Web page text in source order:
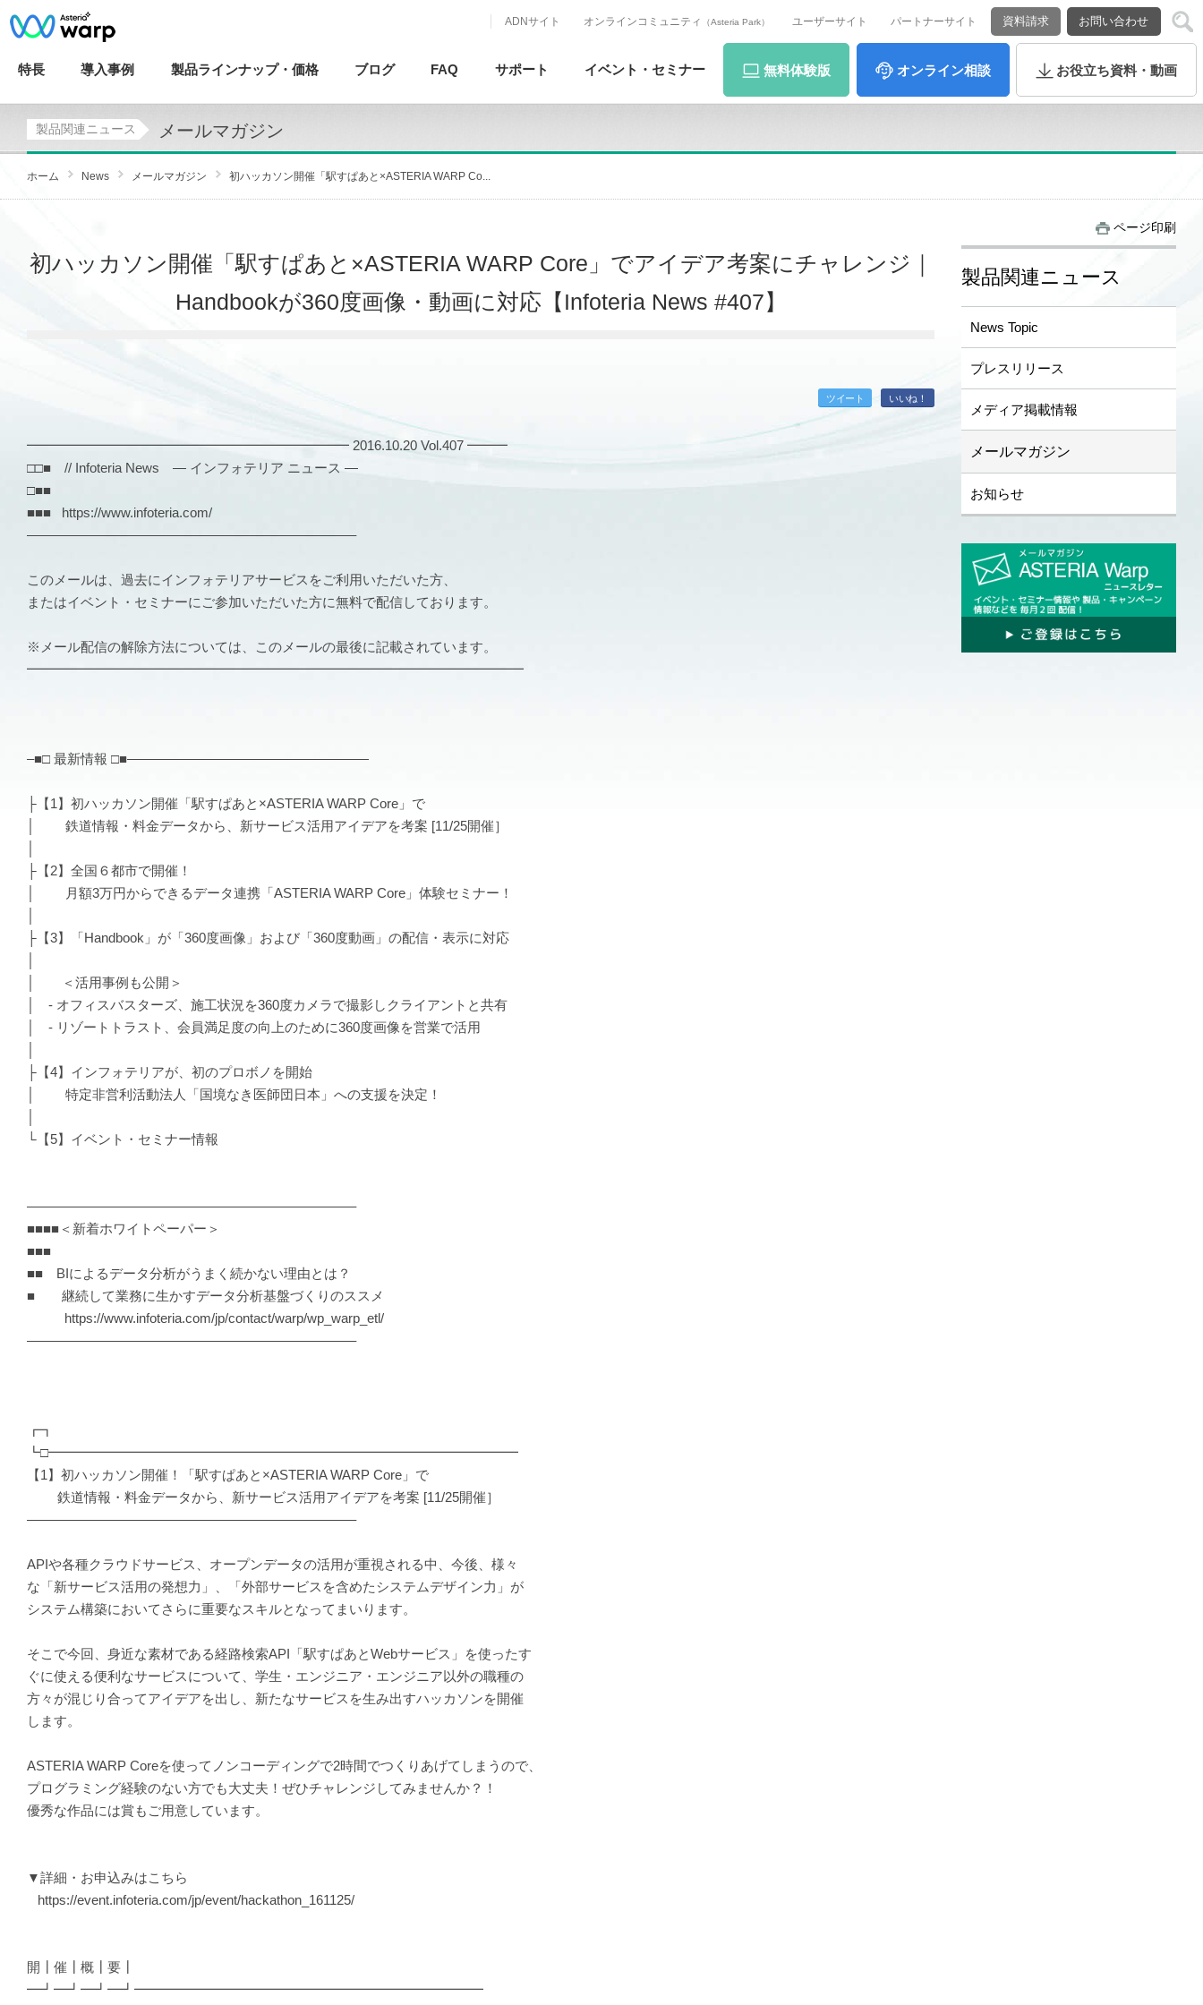
ADNサイト オンラインコミュニティ （Asteria Park） ユーザーサイト パートナーサイト 資料請求 お問い合わせ
特長 導入事例 製品ラインナップ・ 価格 ブログ FAQ サポート イベント・ セミナー 無料体験版 オンライン相談 お役立ち資料・動画
製品関連ニュース メールマガジン
ホーム News メールマガジン 初ハッカソン開催「駅すぱあと×ASTERIA WARP Co...
初ハッカソン開催「駅すぱあと×ASTERIA WARP Core」でアイデア考案にチャレンジ｜
Handbookが360度画像・動画に対応【Infoteria News #407】
ツイート いいね！
━━━━━━━━━━━━━━━━━━━━━━━━ 2016.10.20 Vol.407 ━━━
□□■ // Infoteria News — インフォテリア ニュース —
□■■
■■■ https://www.infoteria.com/
————————————————————————–
このメールは、過去にインフォテリアサービスをご利用いただいた方、
またはイベント・セミナーにご参加いただいた方に無料で配信しております。
※メール配信の解除方法については、このメールの最後に記載されています。
━━━━━━━━━━━━━━━━━━━━━━━━━━━━━━━━━━━━━
–■□ 最新情報 □■——————————————————
├【1】初ハッカソン開催「駅すぱあと×ASTERIA WARP Core」で
│ 鉄道情報・料金データから、新サービス活用アイデアを考案 [11/25開催］
├【2】全国６都市で開催！
│ 月額3万円からできるデータ連携「ASTERIA WARP Core」体験セミナー！
├【3】「Handbook」が「360度画像」および「360度動画」の配信・表示に対応
│ ＜活用事例も公開＞
│ - オフィスバスターズ、施工状況を360度カメラで撮影しクライアントと共有
│ - リゾートトラスト、会員満足度の向上のために360度画像を営業で活用
├【4】インフォテリアが、初のプロボノを開始
│ 特定非営利活動法人「国境なき医師団日本」への支援を決定！
└【5】イベント・セミナー情報
————————————————————————–
■■■■＜新着ホワイトペーパー＞
■■■
■■ BIによるデータ分析がうまく続かない理由とは？
■ 継続して業務に生かすデータ分析基盤づくりのススメ
https://www.infoteria.com/jp/contact/warp/wp_warp_etl/
————————————————————————–
┏┓
┗□━━━━━━━━━━━━━━━━━━━━━━━━━━━━━━━━━━━
【1】初ハッカソン開催！「駅すぱあと×ASTERIA WARP Core」で
鉄道情報・料金データから、新サービス活用アイデアを考案 [11/25開催］
————————————————————————–
APIや各種クラウドサービス、オープンデータの活用が重視される中、今後、様々
な「新サービス活用の発想力」、「外部サービスを含めたシステムデザイン力」が
システム構築においてさらに重要なスキルとなってまいります。
そこで今回、身近な素材である経路検索API「駅すぱあとWebサービス」を使ったす
ぐに使える便利なサービスについて、学生・エンジニア・エンジニア以外の職種の
方々が混じり合ってアイデアを出し、新たなサービスを生み出すハッカソンを開催
します。
ASTERIA WARP Coreを使ってノンコーディングで2時間でつくりあげてしまうので、
プログラミング経験のない方でも大丈夫！ぜひチャレンジしてみませんか？！
優秀な作品には賞もご用意しています。
▼詳細・お申込みはこちら
https://event.infoteria.com/jp/event/hackathon_161125/
開┃催┃概┃要┃
━┛━┛━┛━┛━━━━━━━━━━━━━━━━━━━━━━━━━━
ページ印刷
製品関連ニュース
News Topic
プレスリリース
メディア掲載情報
メールマガジン
お知らせ